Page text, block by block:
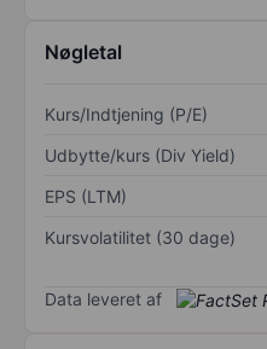
Nøgletal
Kurs/Indtjening (P/E)
Udbytte/kurs (Div Yield)
EPS (LTM)
Kursvolatilitet (30 dage)
Data leveret af